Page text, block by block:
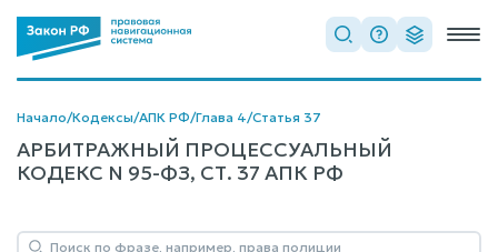
Начало/Кодексы/АПК РФ/Глава 4/Статья 37
АРБИТРАЖНЫЙ ПРОЦЕССУАЛЬНЫЙ
КОДЕКС N 95-ФЗ, СТ. 37 АПК РФ